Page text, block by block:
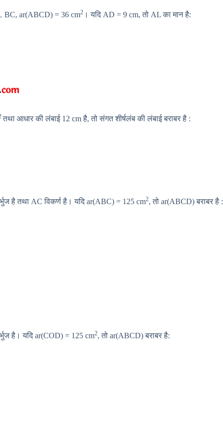
BC, ar(ABCD) = 36 cm2 । यदि AD = 9 cm, तो AL का मान है:
तथा आधार की लंबाई 12 cm है, तो संगत शीर्षलंब की लंबाई बराबर है :
है तथा AC विकर्ण है। यदि ar(ABC) = 125 cm2, तो ar(ABCD) बराबर है :
है। यदि ar(COD) = 125 cm2, तो ar(ABCD) बराबर है: